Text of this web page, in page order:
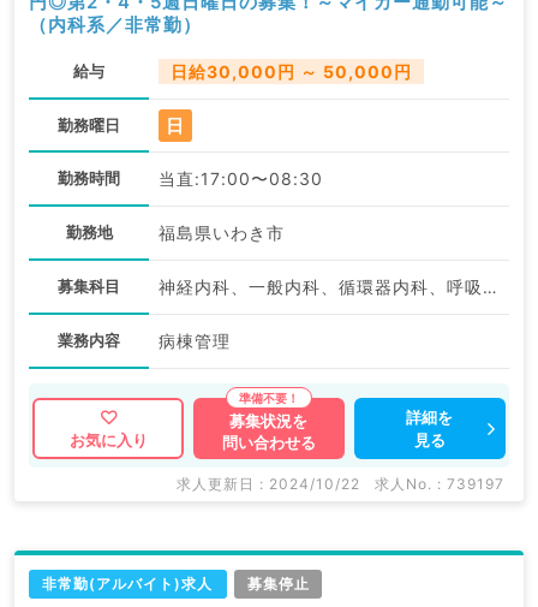
（内科系／非常勤）
給与 日給30,000円 ～ 50,000円
勤務曜日 日
勤務時間 当直:17:00〜08:30
勤務地 福島県いわき市
募集科目 神経内科、一般内科、循環器内科、呼吸器内科、消化器内科、内分泌・代謝内科、腎臓内科、老年内科、血液内科、膠原病科
業務内容 病棟管理
お気に入り
募集状況を
問い合わせる
詳細を
見る
求人更新日 : 2024/10/22 求人No. : 739197
非常勤(アルバイト)求人 募集停止